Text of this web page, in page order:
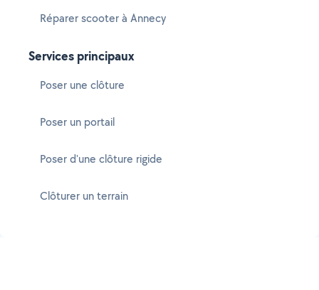
Réparer scooter à Annecy
Services principaux
Poser une clôture
Poser un portail
Poser d'une clôture rigide
Clôturer un terrain